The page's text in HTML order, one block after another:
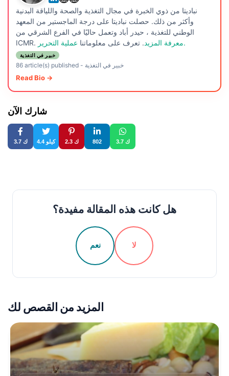
نباديتا من ذوي الخبرة في مجال التغذية والصحة واللياقة البدنية
وأكثر من ذلك. حصلت نباديتا على درجة الماجستير من المعهد
الوطني للتغذية ، حيدر أباد وتعمل حاليًا في الفرع الشرقي من
ICMR.
معرفة المزيد. تعرف على معلوماتنا عملية التحرير.
خبير في التغذية
86 article(s) published- خبير في التغذية
Read Bio →
شارك الآن
3.7 ك 4.4 كيلو 2.3 ك 802 3.7 ك
هل كانت هذه المقالة مفيدة؟
نعم لا
المزيد من القصص لك